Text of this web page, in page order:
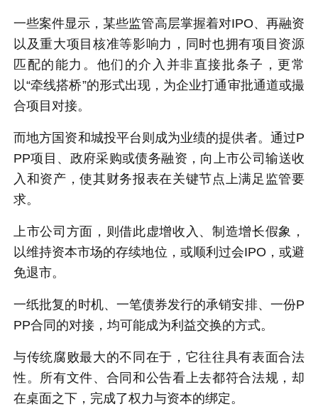
一些案件显示，某些监管高层掌握着对IPO、再融资
以及重大项目核准等影响力，同时也拥有项目资源
匹配的能力。他们的介入并非直接批条子，更常
以“牵线搭桥”的形式出现，为企业打通审批通道或撮
合项目对接。
而地方国资和城投平台则成为业绩的提供者。通过P
PP项目、政府采购或债务融资，向上市公司输送收
入和资产，使其财务报表在关键节点上满足监管要
求。
上市公司方面，则借此虚增收入、制造增长假象，
以维持资本市场的存续地位，或顺利过会IPO，或避
免退市。
一纸批复的时机、一笔债券发行的承销安排、一份P
PP合同的对接，均可能成为利益交换的方式。
与传统腐败最大的不同在于，它往往具有表面合法
性。所有文件、合同和公告看上去都符合法规，却
在桌面之下，完成了权力与资本的绑定。